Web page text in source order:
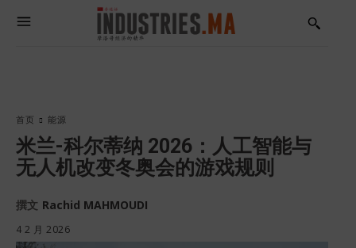
首页 能源
米兰-科尔蒂纳 2026：人工智能与
无人机改变冬奥会的游戏规则
撰文 Rachid MAHMOUDI
4 2 月 2026